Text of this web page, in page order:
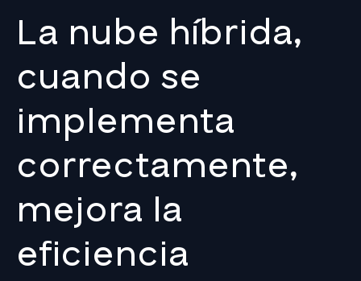
La nube híbrida,
cuando se
implementa
correctamente,
mejora la
eficiencia